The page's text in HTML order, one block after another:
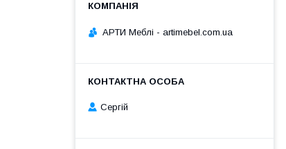
АРТИ Меблі - artimebel.com.ua
Сергій